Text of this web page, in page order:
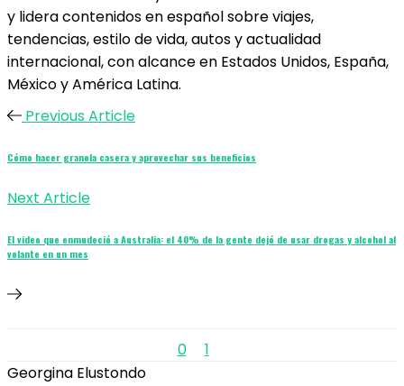
y lidera contenidos en español sobre viajes,
tendencias, estilo de vida, autos y actualidad
internacional, con alcance en Estados Unidos, España,
México y América Latina.
Previous Article
Cómo hacer granola casera y aprovechar sus beneficios
Next Article
El video que enmudeció a Australia: el 40% de la gente dejó de usar drogas y alcohol al
volante en un mes
0
1
Georgina Elustondo